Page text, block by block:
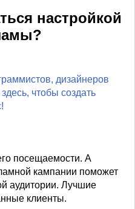
настройкой
дизайнеров
чтобы создать
посещаемости. А
кампании поможет
аудитории. Лучшие
клиенты.